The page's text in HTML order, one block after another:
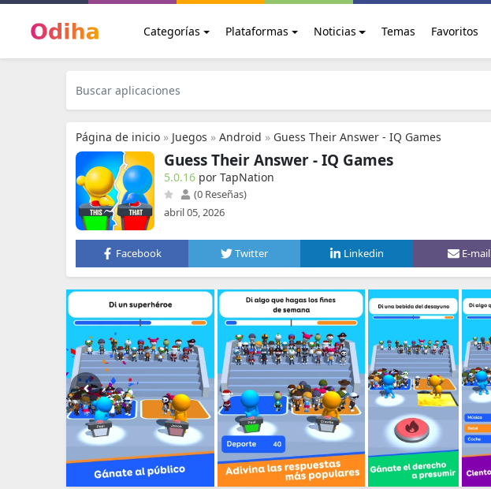
Categorías Plataformas Noticias Temas Favoritos
Página de inicio » Juegos » Android » Guess Their Answer - IQ Games
Guess Their Answer - IQ Games
5.0.16 por TapNation
(0 Reseñas)
abril 05, 2026
Facebook Twitter Linkedin E-mail